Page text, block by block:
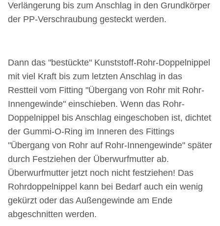
Verlängerung bis zum Anschlag in den Grundkörper
der PP-Verschraubung gesteckt werden.
Dann das "bestückte" Kunststoff-Rohr-Doppelnippel
mit viel Kraft bis zum letzten Anschlag in das
Restteil vom Fitting "Übergang von Rohr mit Rohr-
Innengewinde" einschieben. Wenn das Rohr-
Doppelnippel bis Anschlag eingeschoben ist, dichtet
der Gummi-O-Ring im Inneren des Fittings
"Übergang von Rohr auf Rohr-Innengewinde" später
durch Festziehen der Überwurfmutter ab.
Überwurfmutter jetzt noch nicht festziehen! Das
Rohrdoppelnippel kann bei Bedarf auch ein wenig
gekürzt oder das Außengewinde am Ende
abgeschnitten werden.